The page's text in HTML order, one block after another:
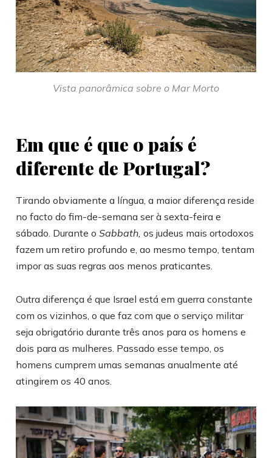
Vista panorâmica sobre o Mar Morto
Em que é que o país é
diferente de Portugal?
Tirando obviamente a língua, a maior diferença reside
no facto do fim-de-semana ser à sexta-feira e
sábado. Durante oSabbath, os judeus mais ortodoxos
fazem um retiro profundo e, ao mesmo tempo, tentam
impor as suas regras aos menos praticantes.
Outra diferença é que Israel está em guerra constante
com os vizinhos, o que faz com que o serviço militar
seja obrigatório durante três anos para os homens e
dois para as mulheres. Passado esse tempo, os
homens cumprem umas semanas anualmente até
atingirem os 40 anos.